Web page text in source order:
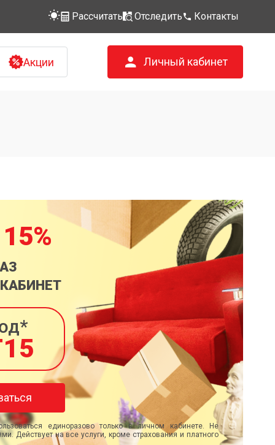
Рассчитать Отследить Контакты
Акции Личный кабинет
единоразово только в личном кабинете. Не
Действует на все услуги, кроме страхования и платного